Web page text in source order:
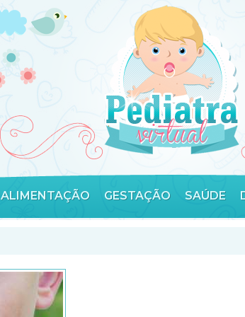
ALIMENTAÇÃO GESTAÇÃO SAÚDE